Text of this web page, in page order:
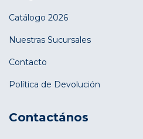
Catálogo 2026
Nuestras Sucursales
Contacto
Política de Devolución
Contactános